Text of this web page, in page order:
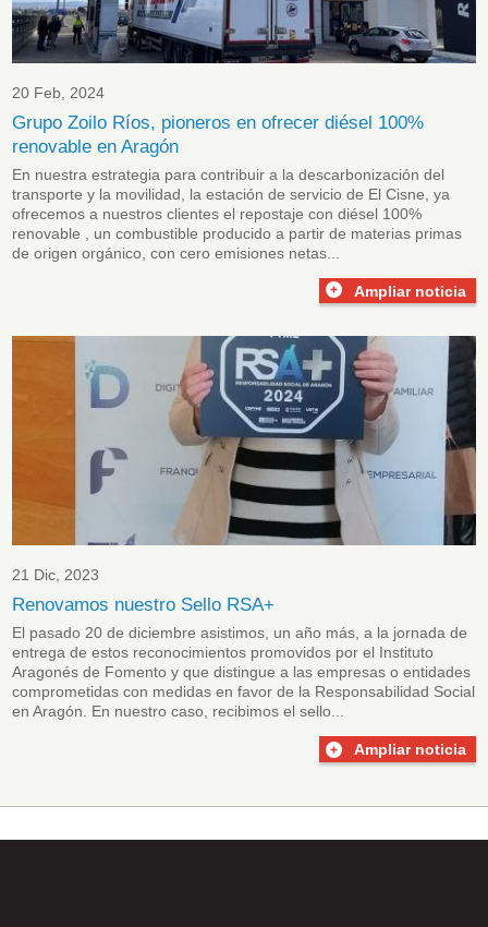
20 Feb, 2024
Grupo Zoilo Ríos, pioneros en ofrecer diésel 100%
renovable en Aragón
En nuestra estrategia para contribuir a la descarbonización del
transporte y la movilidad, la estación de servicio de El Cisne, ya
ofrecemos a nuestros clientes el repostaje con diésel 100%
renovable , un combustible producido a partir de materias primas
de origen orgánico, con cero emisiones netas...
Ampliar noticia
21 Dic, 2023
Renovamos nuestro Sello RSA+
El pasado 20 de diciembre asistimos, un año más, a la jornada de
entrega de estos reconocimientos promovidos por el Instituto
Aragonés de Fomento y que distingue a las empresas o entidades
comprometidas con medidas en favor de la Responsabilidad Social
en Aragón. En nuestro caso, recibimos el sello...
Ampliar noticia